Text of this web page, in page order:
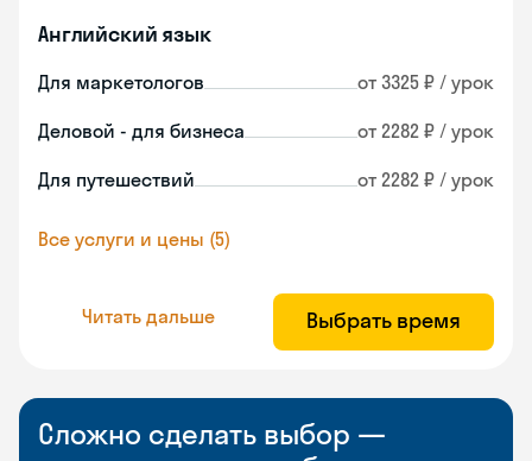
Английский язык
Для маркетологов от 3325 ₽ / урок
Деловой - для бизнеса от 2282 ₽ / урок
Для путешествий от 2282 ₽ / урок
Все услуги и цены (5)
Читать дальше Выбрать время
Сложно сделать выбор —